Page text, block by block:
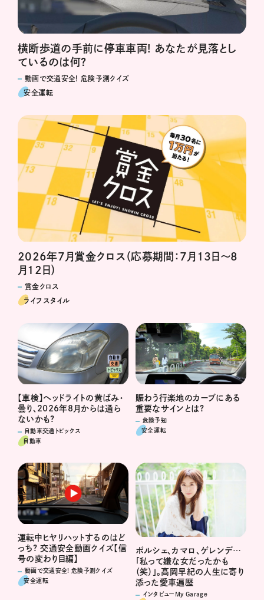
横断歩道の手前に停車車両! あなたが見落とし
ているのは何?
動画で交通安全! 危険予測クイズ
安全運転
2026年7月賞金クロス（応募期間：7月13日～8
月12日）
賞金クロス
ライフスタイル
【車検】ヘッドライトの黄ばみ・
曇り、2026年8月からは通ら
ないかも?
自動車交通トピックス
自動車
賑わう行楽地のカーブにある
重要なサインとは?
危険予知
安全運転
運転中ヒヤリハットするのはど
っち? 交通安全動画クイズ【信
号の変わり目編】
動画で交通安全! 危険予測クイズ
安全運転
ポルシェ、カマロ、ゲレンデ…
「私って嫌な女だったかも
（笑）」。高岡早紀の人生に寄り
添った愛車遍歴
インタビューMy Garage